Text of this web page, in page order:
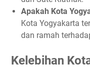
Apakah Kota
Kota Yogyakarta
dan ramah
Kelebihan